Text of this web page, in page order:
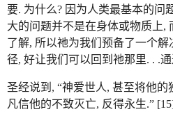
要. 为什么? 因为人类最基本的问
大的问题并不是在身体或物质上,
了解, 所以祂为我们预备了一个
径, 好让我们可以回到祂那里. . .
圣经说到, “神爱世人, 甚至将他的
凡信他的不致灭亡, 反得永生.”